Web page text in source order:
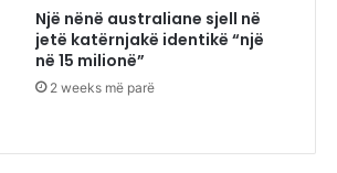
Një nënë australiane sjell në
jetë katërnjakë identikë “një
në 15 milionë”
2 weeks më parë